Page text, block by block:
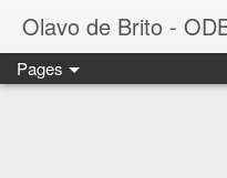
Olavo de Brito -
Pages